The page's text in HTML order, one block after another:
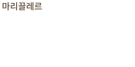
마리끌레르